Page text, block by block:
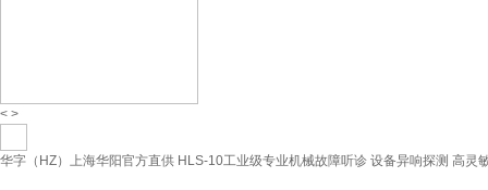
< >
华字（HZ）上海华阳官方直供 HLS-10工业级专业机械故障听诊 设备异响探测 高